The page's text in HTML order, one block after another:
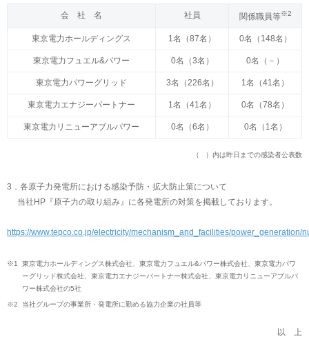
会 社 名 社員 関係職員等※2
東京電力ホールディングス 1名（87名） 0名（148名）
東京電力フュエル&パワー 0名（3名） 0名（－）
東京電力パワーグリッド 3名（226名） 1名（41名）
東京電力エナジーパートナー 1名（41名） 0名（78名）
東京電力リニューアブルパワー 0名（6名） 0名（1名）
（ ）内は昨日までの感染者公表数
3．各原子力発電所における感染予防・拡大防止策について
当社HP『原子力の取り組み』に各発電所の対策を掲載しております。
https://www.tepco.co.jp/electricity/mechanism_and_facilities/power_generation/
※1 東京電力ホールディングス株式会社、東京電力フュエル&パワー株式会社、東京電力パワ
ーグリッド株式会社、東京電力エナジーパートナー株式会社、東京電力リニューアブルパ
ワー株式会社の5社
※2 当社グループの事業所・発電所に勤める協力企業の社員等
以 上